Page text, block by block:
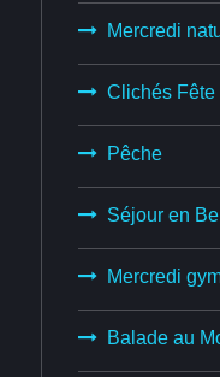
Mercredi
Clichés Fête
Pêche
Séjour en
Mercredi
Balade au